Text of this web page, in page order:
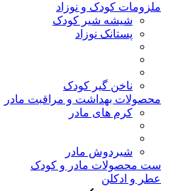
ملزومات کودک و نوزاد
شیشه شیر کودک
پستانک نوزاد
ناخن گیر کودک
محصولات بهداشت و مراقبت مادر
کرم های مادر
شیردوش مادر
ست محصولات مادر و کودک
عطر و ادکلن